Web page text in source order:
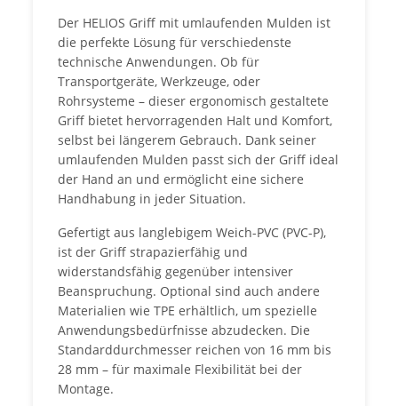
Der HELIOS Griff mit umlaufenden Mulden ist
die perfekte Lösung für verschiedenste
technische Anwendungen. Ob für
Transportgeräte, Werkzeuge, oder
Rohrsysteme – dieser ergonomisch gestaltete
Griff bietet hervorragenden Halt und Komfort,
selbst bei längerem Gebrauch. Dank seiner
umlaufenden Mulden passt sich der Griff ideal
der Hand an und ermöglicht eine sichere
Handhabung in jeder Situation.
Gefertigt aus langlebigem Weich-PVC (PVC-P),
ist der Griff strapazierfähig und
widerstandsfähig gegenüber intensiver
Beanspruchung. Optional sind auch andere
Materialien wie TPE erhältlich, um spezielle
Anwendungsbedürfnisse abzudecken. Die
Standarddurchmesser reichen von 16 mm bis
28 mm – für maximale Flexibilität bei der
Montage.